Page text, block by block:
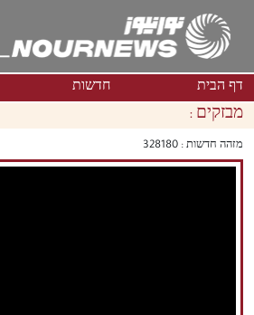
דף הבית חדשות
מבזקים :
מזהה חדשות : 328180